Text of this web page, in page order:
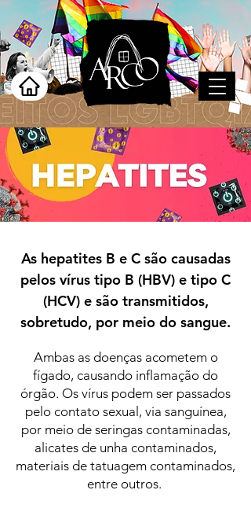
As hepatites B e C são causadas
pelos vírus tipo B (HBV) e tipo C
(HCV) e são transmitidos,
sobretudo, por meio do sangue.
Ambas as doenças acometem o
fígado, causando inflamação do
órgão. Os vírus podem ser passados
pelo contato sexual, via sanguínea,
por meio de seringas contaminadas,
alicates de unha contaminados,
materiais de tatuagem contaminados,
entre outros.